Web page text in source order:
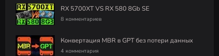
RX 5700XT VS RX 580 8Gb SE
8 комментариев
Конвертация MBR в GPT без потери данных
4 комментария